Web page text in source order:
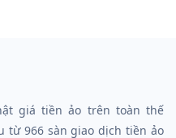
giá tiền ảo trên toàn thế
966 sàn giao dịch tiền ảo